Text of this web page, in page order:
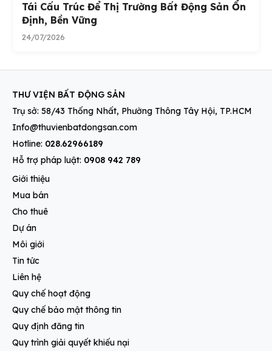
Tái Cấu Trúc Để Thị Trường Bất Động Sản Ổn
Định, Bền Vững
24/07/2026
THƯ VIỆN BẤT ĐỘNG SẢN
Trụ sở: 58/43 Thống Nhất, Phường Thông Tây Hội, TP.HCM
Info@thuvienbatdongsan.com
Hotline: 028.62966189
Hỗ trợ pháp luật: 0908 942 789
Giới thiệu
Mua bán
Cho thuê
Dự án
Môi giới
Tin tức
Liên hệ
Quy chế hoạt động
Quy chế bảo mật thông tin
Quy định đăng tin
Quy trình giải quyết khiếu nại